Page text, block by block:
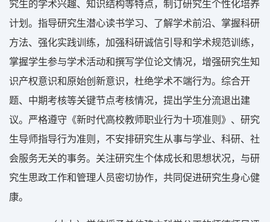
究生的学术兴趣、知识结构等特点，制订研究生个性化培养
计划。指导研究生潜心读书学习、了解学术前沿、掌握科研
方法、强化实践训练，加强科研诚信引导和学术规范训练，
掌握学生参与学术活动和撰写学位论文情况，增强研究生知
识产权意识和原始创新意识，杜绝学术不端行为。综合开
题、中期考核等关键节点考核情况，提出学生分流退出建
议。严格遵守《新时代高校教师职业行为十项准则》、研究
生导师指导行为准则，不安排研究生从事与学业、科研、社
会服务无关的事务。关注研究生个体成长和思想状况，与研
究生思政工作和管理人员密切协作，共同促进研究生身心健
康。